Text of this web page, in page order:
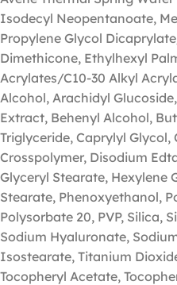
Isodecyl Neopentanoate,
Propylene Glycol
Dimethicone, Ethylhexyl
Acrylates/C10-30 Alkyl
Alcohol, Arachidyl
Extract, Behenyl Alcohol,
Triglyceride, Caprylyl
Crosspolymer, Disodium
Glyceryl Stearate, Hexylene
Stearate, Phenoxyethanol,
Polysorbate 20, PVP, Silica,
Sodium Hyaluronate,
Isostearate, Titanium
Tocopheryl Acetate,